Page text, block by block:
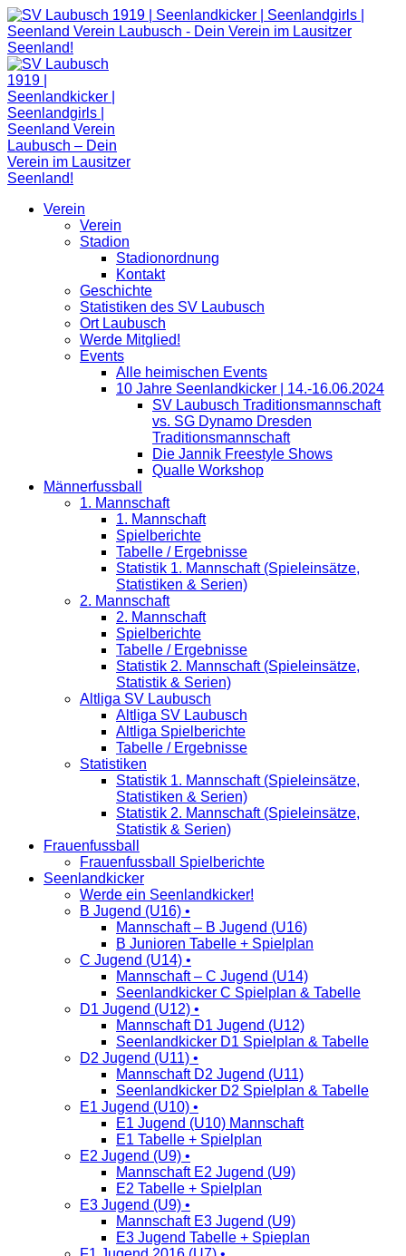
Zum
Inhalt
springen
Verein
Verein
Stadion
Stadionordnung
Kontakt
Geschichte
Statistiken des SV Laubusch
Ort Laubusch
Werde Mitglied!
Events
Alle heimischen Events
10 Jahre Seenlandkicker | 14.-16.06.2024
SV Laubusch Traditionsmannschaft
vs. SG Dynamo Dresden
Traditionsmannschaft
Die Jannik Freestyle Shows
Qualle Workshop
Männerfussball
1. Mannschaft
1. Mannschaft
Spielberichte
Tabelle / Ergebnisse
Statistik 1. Mannschaft (Spieleinsätze,
Statistiken & Serien)
2. Mannschaft
2. Mannschaft
Spielberichte
Tabelle / Ergebnisse
Statistik 2. Mannschaft (Spieleinsätze,
Statistik & Serien)
Altliga SV Laubusch
Altliga SV Laubusch
Altliga Spielberichte
Tabelle / Ergebnisse
Statistiken
Statistik 1. Mannschaft (Spieleinsätze,
Statistiken & Serien)
Statistik 2. Mannschaft (Spieleinsätze,
Statistik & Serien)
Frauenfussball
Frauenfussball Spielberichte
Seenlandkicker
Werde ein Seenlandkicker!
B Jugend (U16) •
Mannschaft – B Jugend (U16)
B Junioren Tabelle + Spielplan
C Jugend (U14) •
Mannschaft – C Jugend (U14)
Seenlandkicker C Spielplan & Tabelle
D1 Jugend (U12) •
Mannschaft D1 Jugend (U12)
Seenlandkicker D1 Spielplan & Tabelle
D2 Jugend (U11) •
Mannschaft D2 Jugend (U11)
Seenlandkicker D2 Spielplan & Tabelle
E1 Jugend (U10) •
E1 Jugend (U10) Mannschaft
E1 Tabelle + Spielplan
E2 Jugend (U9) •
Mannschaft E2 Jugend (U9)
E2 Tabelle + Spielplan
E3 Jugend (U9) •
Mannschaft E3 Jugend (U9)
E3 Jugend Tabelle + Spieplan